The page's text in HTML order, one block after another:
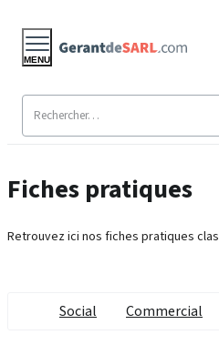
MENU
Fiches pratiques
Retrouvez ici nos fiches pratiques
Social Commercial